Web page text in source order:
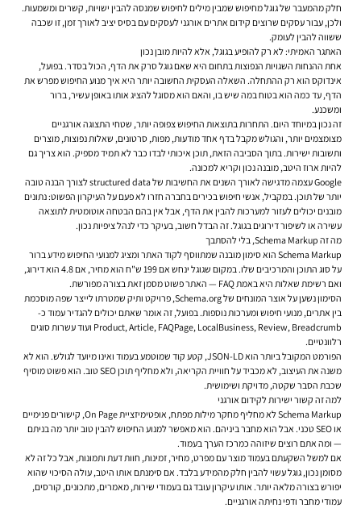
חלק מהמעבר של גוגל מחיפוש שמבין מילים לחיפוש שמנסה להבין ישויות, קשרים ומשמעות.
ולכן, עבור עסקים שרוצים קידום אתרים אורגני לעסקים עם בסיס יציב לאורך זמן, זו שכבה
ששווה להבין לעומק.
האתגר האמיתי: לא רק להופיע בגוגל, אלא להיות מובן נכון
אחת ההנחות השגויות הנפוצות בתחום היא שאם גוגל סרק את הדף, הכול בסדר. בפועל,
אינדוקס הוא רק ההתחלה. השאלה העסקית החשובה יותר היא איך מנוע החיפוש מפרש את
הדף, עד כמה הוא בטוח במה שיש בו, והאם הוא מסוגל להציג אותו באופן עשיר, ברור
ומשכנע.
זה נכון במיוחד היום. התחרות בתוצאות החיפוש צפופה יותר, שטחי התצוגה אורגניים
מצומצמים יותר, והגולש מקבל בדף אחד מודעות, מפות, סרטונים, שאלות נפוצות, מוצרים
ותשובות ישירות. בתוך הסביבה הזאת, תוכן איכותי לבדו כבר לא תמיד מספיק. הוא צריך גם
להיות ארוז היטב, מובנה נכון וקריא למכונה.
Google עצמה מדגישה לאורך השנים את החשיבות של structured data לצורך הבנה טובה
יותר של תוכן. במקביל, אנשי חיפוש בכירים בחברה חזרו לא פעם על העיקרון הפשוט: נתונים
מובנים יכולים לעזור למערכות להבין את הדף, אבל אין בהם הבטחה אוטומטית לתוצאה
עשירה או לשיפור דירוגים בגוגל. זה הבדל חשוב, בעיקר כדי לנהל ציפיות נכון.
מה זה Schema Markup, בלי להסתבך
Schema Markup הוא סימון מובנה שמתווסף לקוד האתר ומציג למנועי החיפוש מידע ברור
על סוג התוכן והמרכיבים שלו. במקום שגוגל ינחש אם 199 ש"ח הוא מחיר, אם 4.8 הוא דירוג,
ואם רשימת שאלות היא באמת FAQ — האתר פשוט מסמן זאת בצורה מפורשת.
הסימון נשען על אוצר המונחים של Schema.org, פרויקט ותיק שמטרתו לייצר שפה מוסכמת
בין אתרים, מנועי חיפוש ומערכות נוספות. בפועל, זה אומר שאתם יכולים להגדיר עמוד כ-
Product, Article, FAQPage, LocalBusiness, Review, Breadcrumb ועוד עשרות סוגים
רלוונטיים.
הפורמט המקובל ביותר הוא JSON-LD, קטע קוד שמוטמע בעמוד ואינו מיועד לגולש. הוא לא
משנה את העיצוב, לא מכביד על חוויית הקריאה, ולא מחליף תוכן SEO טוב. הוא פשוט מוסיף
שכבת הסבר שקטה, מדויקת ושימושית.
למה זה קשור ישירות לקידום אורגני
Schema Markup לא מחליף מחקר מילות מפתח, אופטימיזציית On Page, קישורים פנימיים
או SEO טכני. אבל הוא מחבר ביניהם. הוא מאפשר למנוע החיפוש להבין טוב יותר מה בניתם
— ומה אתם רוצים שיזוהה כמרכז הערך בעמוד.
אם למשל השקעתם בעמוד מוצר עם מפרט, מחיר, זמינות, חוות דעת ותמונות, אבל כל זה לא
מסומן נכון, גוגל עשוי להבין חלק מהמידע בלבד. אם סימנתם אותו היטב, עולה הסיכוי שהוא
יפורש בצורה מלאה יותר. אותו עיקרון עובד גם בעמודי שירות, מאמרים, מתכונים, קורסים,
עמודי מחבר ודפי נחיתה אורגניים.